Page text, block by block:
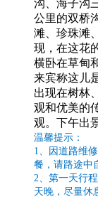
沟、海子沟
公里的双桥
滩、珍珠滩
现，在这花
横卧在草甸
来宾称这儿
出现在树林
观和优美的
观。下午出
温馨提示：
1、因道路维
餐，请路途中
2、第一天行
天晚，尽量休